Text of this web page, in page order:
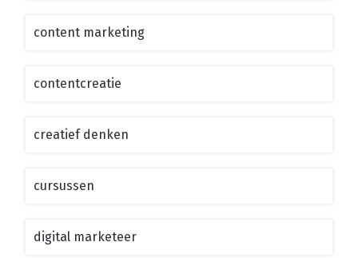
content marketing
contentcreatie
creatief denken
cursussen
digital marketeer